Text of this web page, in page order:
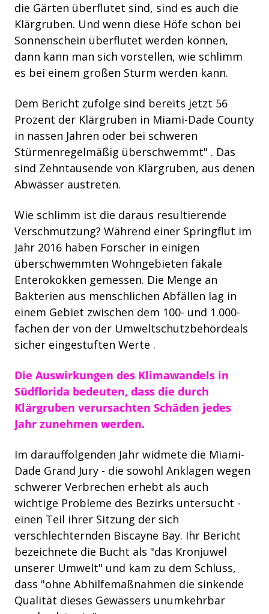
die Gärten überflutet sind, sind es auch die
Klärgruben. Und wenn diese Höfe schon bei
Sonnenschein überflutet werden können,
dann kann man sich vorstellen, wie schlimm
es bei einem großen Sturm werden kann.
Dem Bericht zufolge sind bereits jetzt 56
Prozent der Klärgruben in Miami-Dade County
in nassen Jahren oder bei schweren
Stürmenregelmäßig überschwemmt" . Das
sind Zehntausende von Klärgruben, aus denen
Abwässer austreten.
Wie schlimm ist die daraus resultierende
Verschmutzung? Während einer Springflut im
Jahr 2016 haben Forscher in einigen
überschwemmten Wohngebieten fäkale
Enterokokken gemessen. Die Menge an
Bakterien aus menschlichen Abfällen lag in
einem Gebiet zwischen dem 100- und 1.000-
fachen der von der Umweltschutzbehördeals
sicher eingestuften Werte .
Die Auswirkungen des Klimawandels in
Südflorida bedeuten, dass die durch
Klärgruben verursachten Schäden jedes
Jahr zunehmen werden.
Im darauffolgenden Jahr widmete die Miami-
Dade Grand Jury - die sowohl Anklagen wegen
schwerer Verbrechen erhebt als auch
wichtige Probleme des Bezirks untersucht -
einen Teil ihrer Sitzung der sich
verschlechternden Biscayne Bay. Ihr Bericht
bezeichnete die Bucht als "das Kronjuwel
unserer Umwelt" und kam zu dem Schluss,
dass "ohne Abhilfemaßnahmen die sinkende
Qualität dieses Gewässers unumkehrbar